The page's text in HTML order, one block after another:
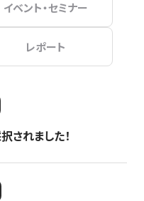
イベント・セミナー
レポート
れました！